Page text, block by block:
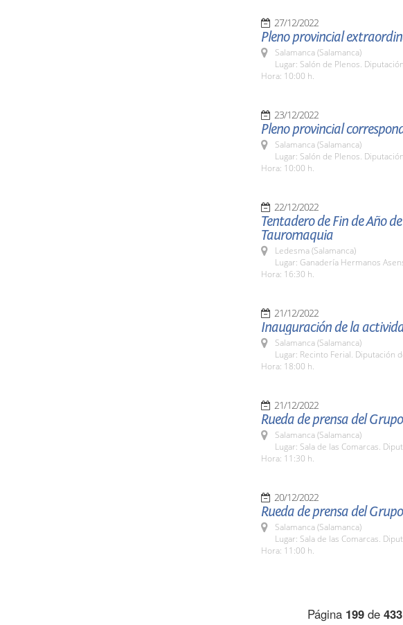
27/12/2022
Pleno provincial
Salamanca (Salamanca)
Lugar: Salón de Plenos.
Hora: 10:00 h.
23/12/2022
Pleno provincial
Salamanca (Salamanca)
Lugar: Salón de Plenos.
Hora: 10:00 h.
22/12/2022
Tentadero de Fin de Año
Tauromaquia
Ledesma (Salamanca)
Lugar: Ganadería Hermanos
Hora: 16:30 h.
21/12/2022
Inauguración de la
Salamanca (Salamanca)
Lugar: Recinto Ferial. Diputación
Hora: 18:00 h.
21/12/2022
Rueda de prensa del
Salamanca (Salamanca)
Lugar: Sala de las Comarcas.
Hora: 11:30 h.
20/12/2022
Rueda de prensa del
Salamanca (Salamanca)
Lugar: Sala de las Comarcas.
Hora: 11:00 h.
Página 199de 433